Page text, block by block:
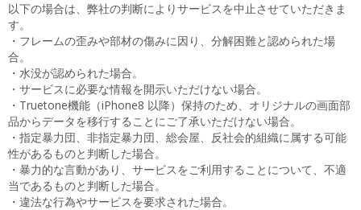
以下の場合は、弊社の判断によりサービスを中止させていただきま
す。
・フレームの歪みや部材の傷みに因り、分解困難と認められた場
合。
・水没が認められた場合。
・サービスに必要な情報を開示いただけない場合。
・Truetone機能（iPhone8 以降）保持のため、オリジナルの画面部
品からデータを移行することにご了承いただけない場合。
・指定暴力団、非指定暴力団、総会屋、反社会的組織に属する可能
性があるものと判断した場合。
・暴力的な言動があり、サービスをご利用することについて、不適
当であるものと判断した場合。
・違法な行為やサービスを要求された場合。